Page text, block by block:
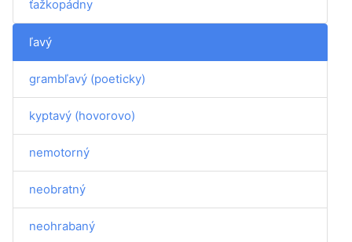
ťažkopádny
ľavý
grambľavý (poeticky)
kyptavý (hovorovo)
nemotorný
neobratný
neohrabaný